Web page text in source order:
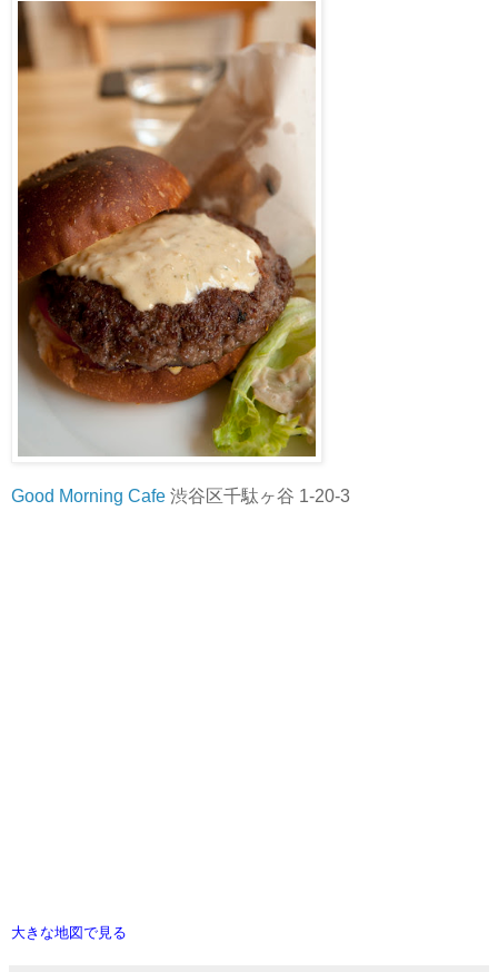
Good Morning Cafe 渋谷区千駄ヶ谷 1-20-3
大きな地図で見る